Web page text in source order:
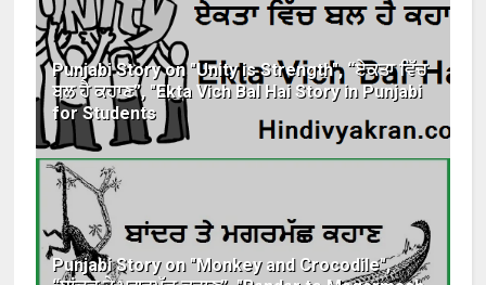
Punjabi Story on "Unity is Strength", “ਏਕਤਾ ਵਿੱਚ
ਬਲ ਹੈ ਕਹਾਣ”, "Ekta Vich Bal Hai Story in Punjabi
for Students
Punjabi Story on "Monkey and Crocodile",